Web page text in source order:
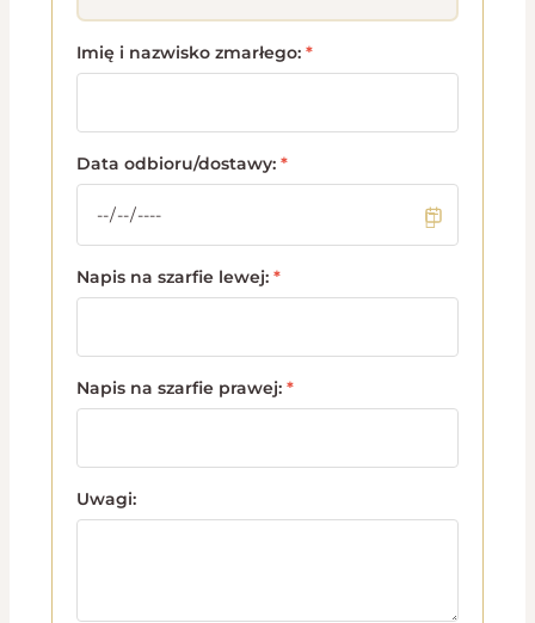
Imię i nazwisko zmarłego: *
Data odbioru/dostawy: *
Napis na szarfie lewej: *
Napis na szarfie prawej: *
Uwagi: